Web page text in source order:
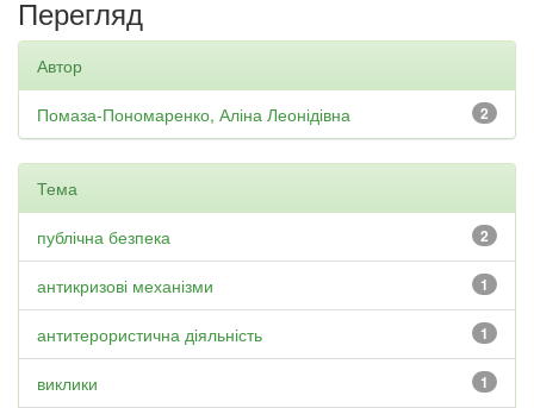
Перегляд
Автор
2
Помаза-Пономаренко, Аліна Леонідівна
Тема
2
публічна безпека
1
антикризові механізми
1
антитерористична діяльність
1
виклики